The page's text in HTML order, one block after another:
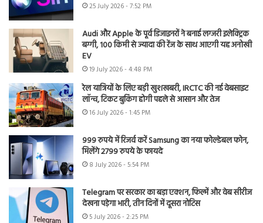
25 July 2026 - 7:52 PM
Audi और Apple के पूर्व डिजाइनरों ने बनाई लग्जरी इलेक्ट्रिक
बग्गी, 100 किमी से ज्यादा की रेंज के साथ आएगी यह अनोखी
EV
19 July 2026 - 4:48 PM
रेल यात्रियों के लिए बड़ी खुशखबरी, IRCTC की नई वेबसाइट
लॉन्च, टिकट बुकिंग होगी पहले से आसान और तेज
16 July 2026 - 1:45 PM
999 रुपये में रिजर्व करें Samsung का नया फोल्डेबल फोन,
मिलेंगे 2799 रुपये के फायदे
8 July 2026 - 5:54 PM
Telegram पर सरकार का बड़ा एक्शन, फिल्में और वेब सीरीज
देखना पड़ेगा भारी, तीन दिनों में दूसरा नोटिस
5 July 2026 - 2:25 PM